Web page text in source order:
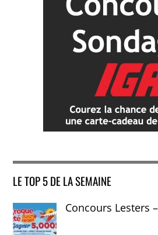
LE TOP 5 DE LA SEMAINE
Concours Lesters